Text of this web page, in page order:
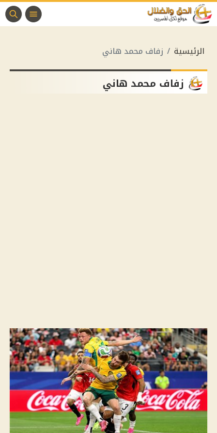
الرئيسية زفاف محمد هاني
زفاف محمد هاني